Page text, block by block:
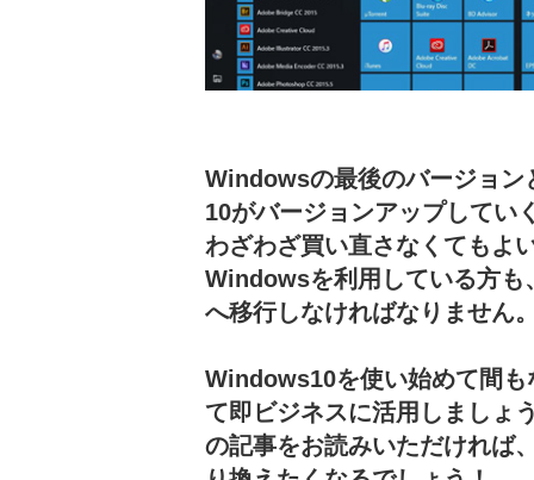
Windowsの最後のバージョ
10がバージョンアップしてい
わざわざ買い直さなくてもよ
Windowsを利用している方
へ移行しなければなりません
Windows10を使い始めて間も
て即ビジネスに活用しましょ
の記事をお読みいただければ